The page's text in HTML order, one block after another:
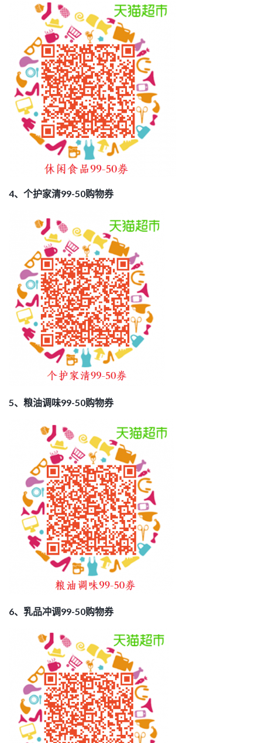
4、个护家清99-50购物券
5、粮油调味99-50购物券
6、乳品冲调99-50购物券